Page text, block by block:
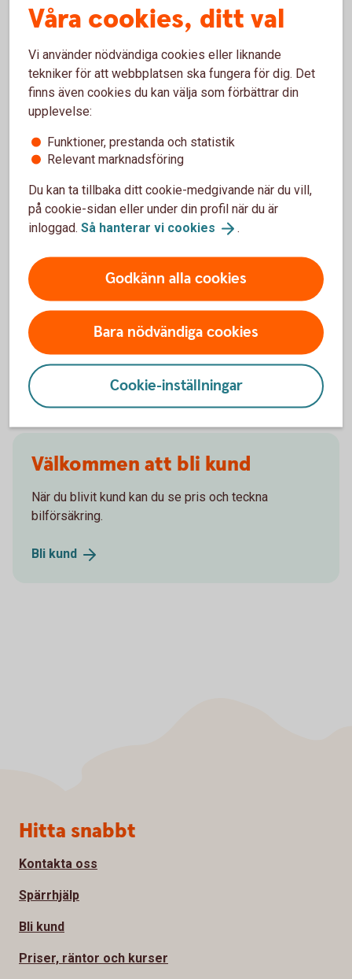
Vanliga frågor om att försäkra Saab
Trafik, hel och halv – vad är det för skillnad på
När slutar den tidigare ägarens försäkring att
gälla?
Om man övningskör och olyckan är framme,
Gäller bilförsäkringen utanför Sverige?
Täcker försäkringen viltolyckor?
Vilka bilar har en vagnskadegaranti?
Välkommen att bli kund
När du blivit kund kan du se pris och teckna
bilförsäkring.
Bli kund
Våra cookies, ditt val
Vi använder nödvändiga cookies eller liknande
tekniker för att webbplatsen ska fungera för dig. Det
finns även cookies du kan välja som förbättrar din
upplevelse:
Funktioner, prestanda och statistik
Relevant marknadsföring
Du kan ta tillbaka ditt cookie-medgivande när du vill,
på cookie-sidan eller under din profil när du är
inloggad. Så hanterar vi cookies .
Godkänn alla cookies
Bara nödvändiga cookies
Cookie-inställningar
Sidfot
Hitta snabbt
Kontakta oss
Spärrhjälp
Bli kund
Priser, räntor och kurser